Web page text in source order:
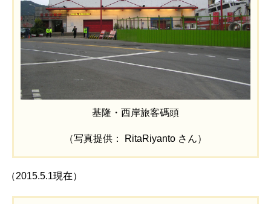
基隆・西岸旅客碼頭
（写真提供： RitaRiyanto さん）
（2015.5.1現在）